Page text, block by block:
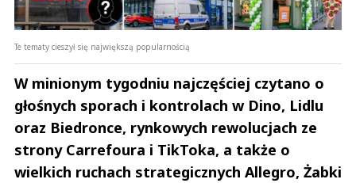
Te tematy cieszył się największą popularnością
W minionym tygodniu najczęściej czytano o
głośnych sporach i kontrolach w Dino, Lidlu
oraz Biedronce, rynkowych rewolucjach ze
strony Carrefoura i TikToka, a także o
wielkich ruchach strategicznych Allegro, Żabki